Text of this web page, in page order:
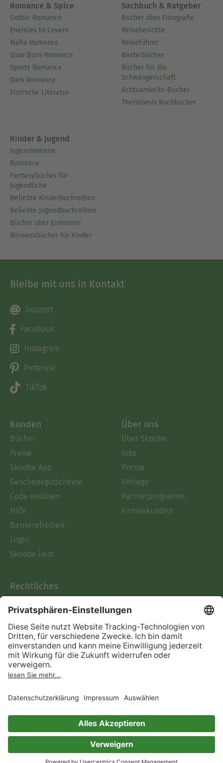
Romance & Spice
Gothic Romance
Enemies to Lovers
Mafia Romance
Slow Burn Romance
Sports Romance
Dark Romance
Erotische Literatur
Sachbuch & Ratgeber
Bücher über Fotografie
Reiseberichte
Reiseführer
Bastelbücher
Bücher für die
Schwangerschaft
Achtsamkeits-Bücher
Thermomix Kochbücher
Kinder & Jugend
Jugendromane
Romance
Fantasybücher für
Jugendliche
Beliebte Kinderbuchreihen
Beliebte Jugendbuchreihen
Bücher über Einhörner
Wissensbücher für Kinder
Bleibe mit uns in Kontakt
Support
Facebook
Instagram
Pinterest
TikTok
Kunden
Bücher
Preise
Skoobe App
Geschenkgutscheine
Code einlösen
Hilfe
Barrierefreiheit
Login
Skoobe liest
Über uns
Über Skoobe
Jobs
Presse
Verlage
Partnerprogramm
Firmenkunden
Rechtliches
AGB
Informationen nach Data
Act
Verträge hier kündigen
Impressum
Immer ein gutes Buch